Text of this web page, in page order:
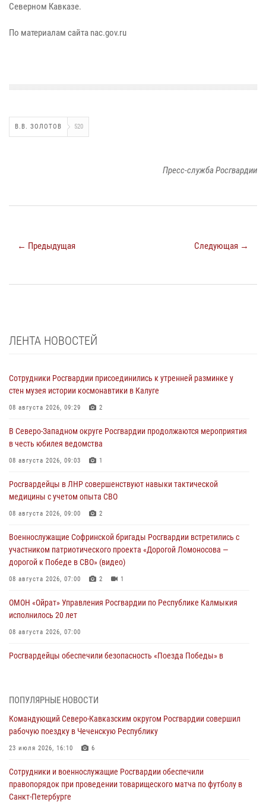
Северном Кавказе.
По материалам сайта nac.gov.ru
В.В. ЗОЛОТОВ 520
Пресс-служба Росгвардии
← Предыдущая Следующая →
ЛЕНТА НОВОСТЕЙ
Сотрудники Росгвардии присоединились к утренней разминке у
стен музея истории космонавтики в Калуге
08 августа 2026, 09:29 2
В Северо-Западном округе Росгвардии продолжаются мероприятия
в честь юбилея ведомства
08 августа 2026, 09:03 1
Росгвардейцы в ЛНР совершенствуют навыки тактической
медицины с учетом опыта СВО
08 августа 2026, 09:00 2
Военнослужащие Софринской бригады Росгвардии встретились с
участником патриотического проекта «Дорогой Ломоносова —
дорогой к Победе в СВО» (видео)
08 августа 2026, 07:00 2 1
ОМОН «Ойрат» Управления Росгвардии по Республике Калмыкия
исполнилось 20 лет
08 августа 2026, 07:00
Росгвардейцы обеспечили безопасность «Поезда Победы» в
настольному теннису ко Дню физкультурника
08 августа 2026, 07:00
ограниченными возможностями здоровья (видео)
08 августа 2026, 06:32 1
ПОПУЛЯРНЫЕ НОВОСТИ
Командующий Северо-Кавказским округом Росгвардии совершил
рабочую поездку в Чеченскую Республику
23 июля 2026, 16:10 6
Сотрудники и военнослужащие Росгвардии обеспечили
правопорядок при проведении товарищеского матча по футболу в
Санкт-Петербурге